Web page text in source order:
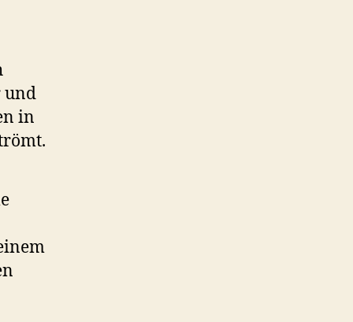
und
in